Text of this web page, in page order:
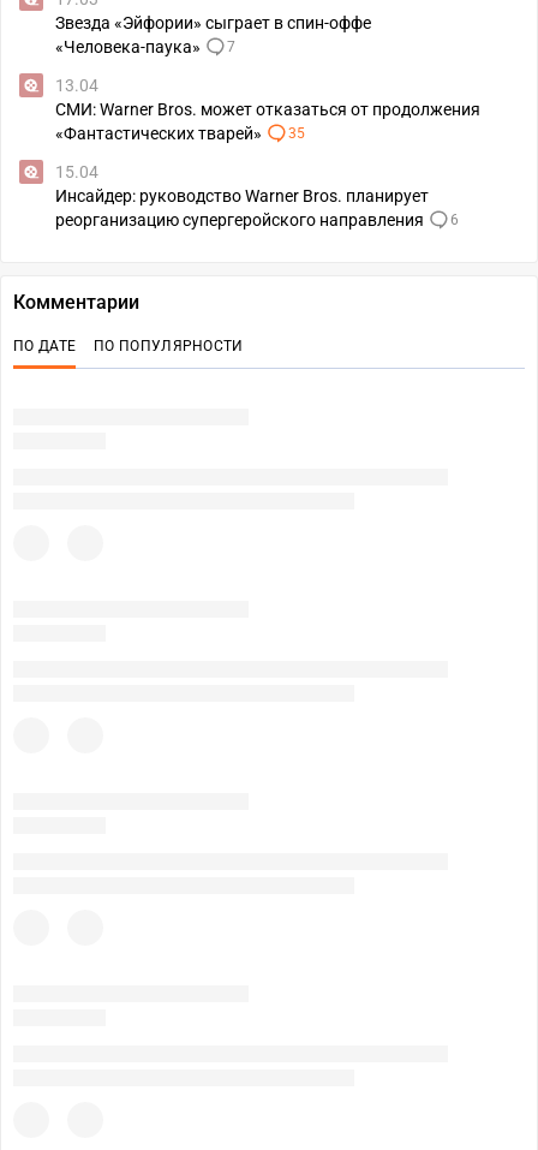
Звезда «Эйфории» сыграет в спин‑оффе
«Человека‑паука»
7
13.04
СМИ: Warner Bros. может отказаться от продолжения
«Фантастических тварей»
35
15.04
Инсайдер: руководство Warner Bros. планирует
реорганизацию супергеройского направления
6
Комментарии
ПО ДАТЕ ПО ПОПУЛЯРНОСТИ